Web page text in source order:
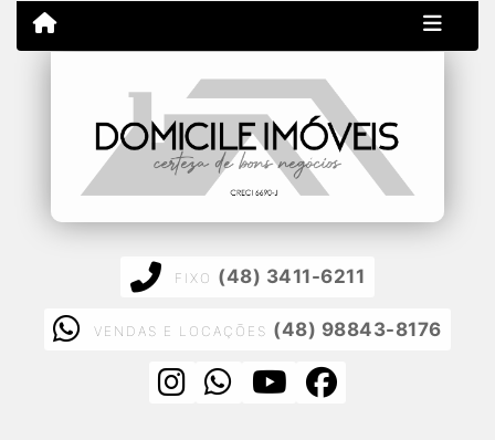
FIXO (48) 3411-6211
VENDAS E LOCAÇÕES (48) 98843-8176